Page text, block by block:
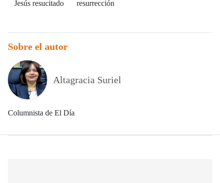
Jesús resucitado resurrección
Sobre el autor
Altagracia Suriel
Columnista de El Día